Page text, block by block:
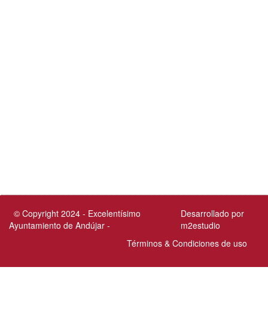
Desarrollado por
m2estudio
© Copyright 2024 - Excelentísimo
Ayuntamiento de Andújar -
Términos & Condiciones de uso